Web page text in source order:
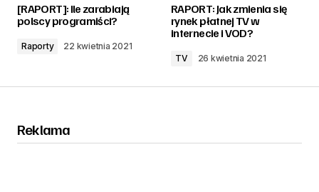
[RAPORT]: Ile zarabiają
polscy programiści?
Raporty 22 kwietnia 2021
RAPORT: Jak zmienia się
rynek płatnej TV w
internecie i VOD?
TV 26 kwietnia 2021
Reklama